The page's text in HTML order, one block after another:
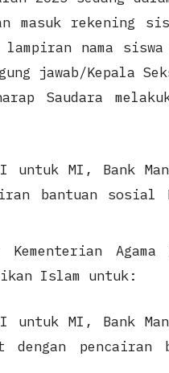
masuk rekening
nama
jawab/Kepala
Saudara
untuk MI, Bank
bantuan sosial
Islam untuk:
untuk MI, Bank
pencairan